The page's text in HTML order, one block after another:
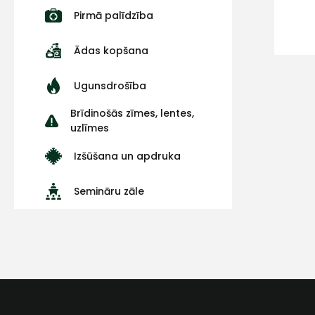
Pirmā palīdzība
Ādas kopšana
Ugunsdrošība
Brīdinošās zīmes, lentes,
uzlīmes
Izšūšana un apdruka
Semināru zāle